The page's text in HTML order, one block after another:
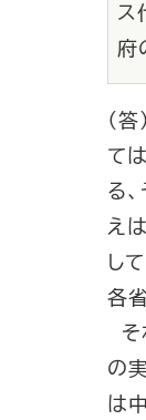
ス
府
（
て
る
え
し
各
そ
の
は